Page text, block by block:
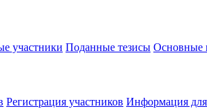
участники Поданные тезисы Основные
Регистрация участников Информация для